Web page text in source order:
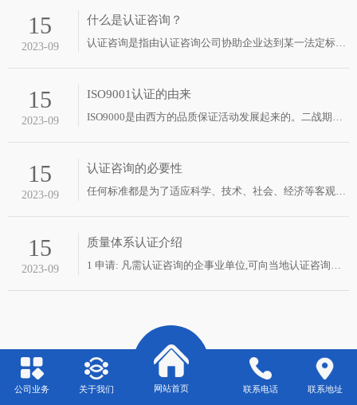
15
2023-09
什么是认证咨询？
认证咨询是指由认证咨询公司协助企业达到某一法定标准，向合法认证机构申请并取得相关证…
15
2023-09
ISO9001认证的由来
ISO9000是由西方的品质保证活动发展起来的。二战期间，因战争扩大所需武器需求量急剧膨…
15
2023-09
认证咨询的必要性
任何标准都是为了适应科学、技术、社会、经济等客观因素发展变化的需要而产生，ISO9000…
15
2023-09
质量体系认证介绍
1 申请: 凡需认证咨询的企事业单位,可向当地认证咨询机构索取认证咨询申请表,提出申请;…
公司业务 关于我们 网站首页 联系电话 联系地址